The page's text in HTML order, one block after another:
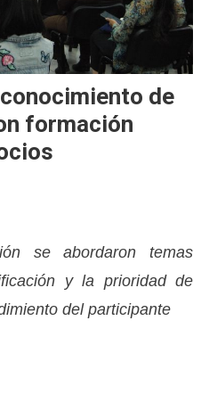
de
formación
se abordaron temas
y la prioridad de
del participante